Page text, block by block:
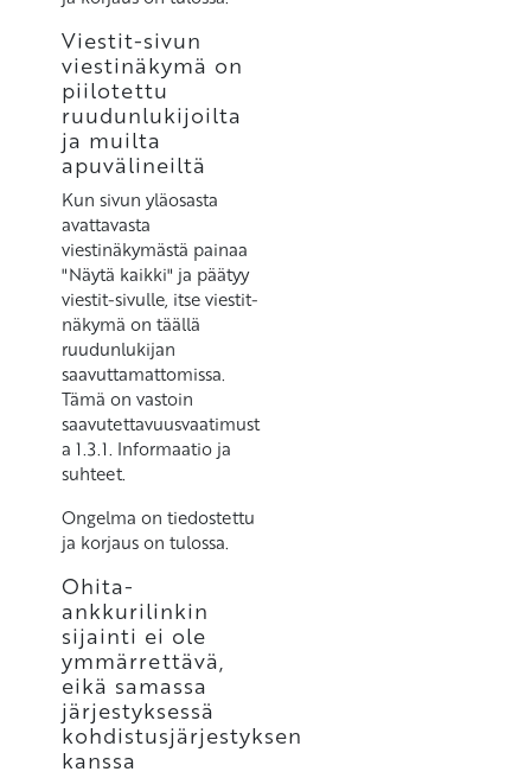
Viestit-sivun
viestinäkymä on
piilotettu
ruudunlukijoilta
ja muilta
apuvälineiltä
Kun sivun yläosasta
avattavasta
viestinäkymästä painaa
"Näytä kaikki" ja päätyy
viestit-sivulle, itse viestit-
näkymä on täällä
ruudunlukijan
saavuttamattomissa.
Tämä on vastoin
saavutettavuusvaatimust
a 1.3.1. Informaatio ja
suhteet.
Ongelma on tiedostettu
ja korjaus on tulossa.
Ohita-
ankkurilinkin
sijainti ei ole
ymmärrettävä,
eikä samassa
järjestyksessä
kohdistusjärjestyksen
kanssa